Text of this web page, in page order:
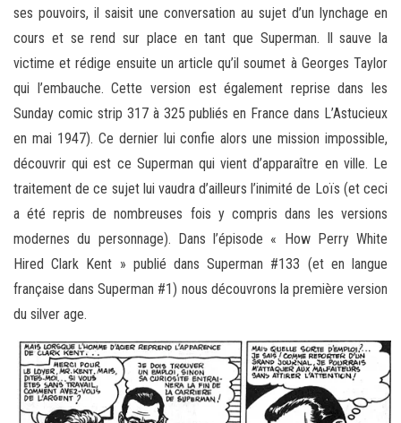
ses pouvoirs, il saisit une conversation au sujet d’un lynchage en
cours et se rend sur place en tant que Superman. Il sauve la
victime et rédige ensuite un article qu’il soumet à Georges Taylor
qui l’embauche. Cette version est également reprise dans les
Sunday comic strip 317 à 325 publiés en France dans L’Astucieux
en mai 1947). Ce dernier lui confie alors une mission impossible,
découvrir qui est ce Superman qui vient d’apparaître en ville. Le
traitement de ce sujet lui vaudra d’ailleurs l’inimité de Loïs (et ceci
a été repris de nombreuses fois y compris dans les versions
modernes du personnage). Dans l’épisode « How Perry White
Hired Clark Kent » publié dans Superman #133 (et en langue
française dans Superman #1) nous découvrons la première version
du silver age.